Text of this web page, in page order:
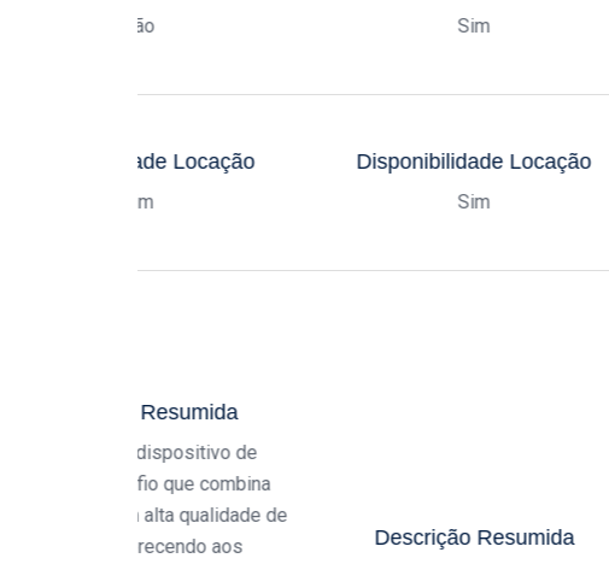
Não
Disponibilidade Locação
Sim
Descrição Resumida
O TE Air é um dispositivo de
ultrassom sem fio que combina
com alta qualidade de
imagem, oferecendo aos
Sim
Disponibilidade Locação
Sim
Descrição Resumida